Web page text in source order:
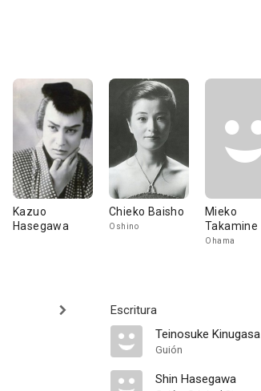
Kazuo
Hasegawa
Chieko Baisho
Oshino
Mieko
Takamine
Ohama
Escritura
Teinosuke Kinugasa
Guión
Shin Hasegawa